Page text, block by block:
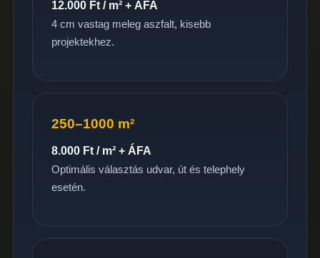
12.000 Ft / m² + ÁFA
4 cm vastag meleg aszfalt, kisebb
projektekhez.
250–1000 m²
8.000 Ft / m² + ÁFA
Optimális választás udvar, út és telephely
esetén.